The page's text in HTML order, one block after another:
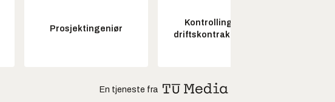
Prosjektingeniør
Kontrollingeniør
driftskontrakt elektro
En tjeneste fra